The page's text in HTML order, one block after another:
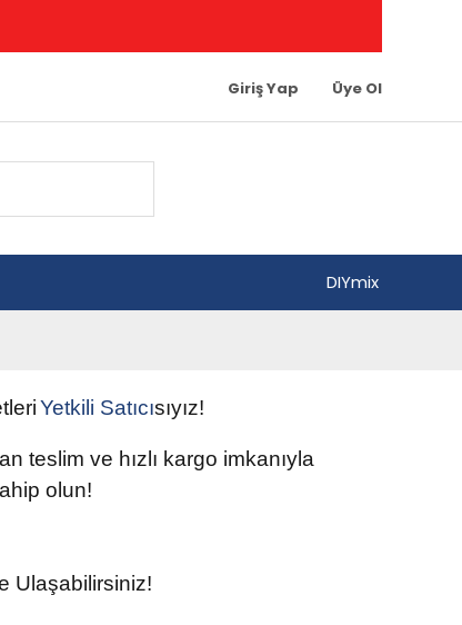
Giriş Yap Üye Ol
DIYmix
Yetkili Satıcısıyız!
teslim ve hızlı kargo imkanıyla
olun!
Ulaşabilirsiniz!